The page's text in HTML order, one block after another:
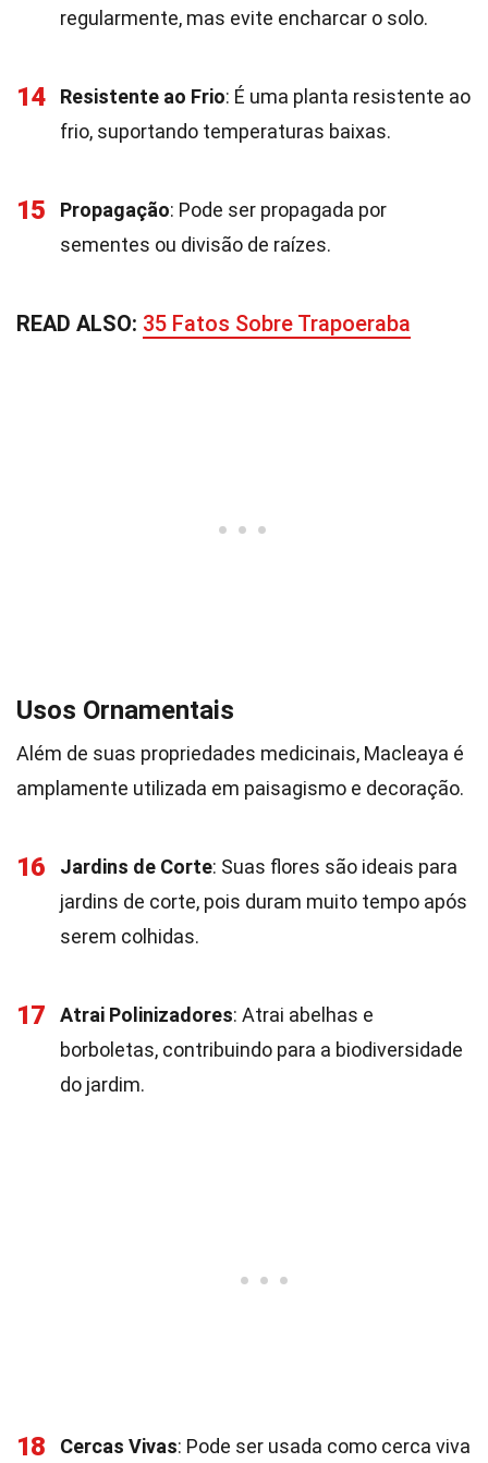
regularmente, mas evite encharcar o solo.
14 Resistente ao Frio: É uma planta resistente ao
frio, suportando temperaturas baixas.
15 Propagação: Pode ser propagada por
sementes ou divisão de raízes.
READ ALSO: 35 Fatos Sobre Trapoeraba
Usos Ornamentais
Além de suas propriedades medicinais, Macleaya é
amplamente utilizada em paisagismo e decoração.
16 Jardins de Corte: Suas flores são ideais para
jardins de corte, pois duram muito tempo após
serem colhidas.
17 Atrai Polinizadores: Atrai abelhas e
borboletas, contribuindo para a biodiversidade
do jardim.
18 Cercas Vivas: Pode ser usada como cerca viva